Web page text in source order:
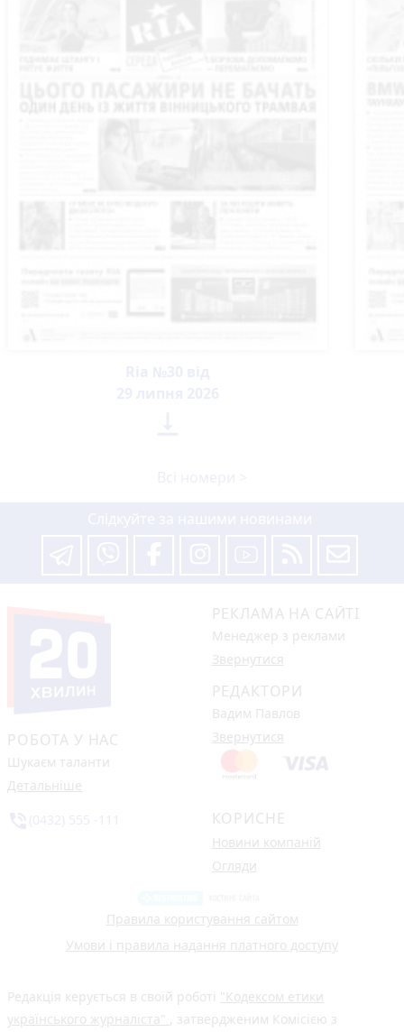
РОБОТА У НАС
Шукаєм таланти
Детальніше
РЕКЛАМА НА САЙТІ
Менеджер з реклами
Звернутися
РЕДАКТОРИ
Вадим Павлов
Звернутися
КОРИСНЕ
Новини компаній
Огляди
Правила користування сайтом
Умови і правила надання платного доступу
Редакція керується в своїй роботі "Кодексом етики
українського журналіста" , затвердженим Комісією з